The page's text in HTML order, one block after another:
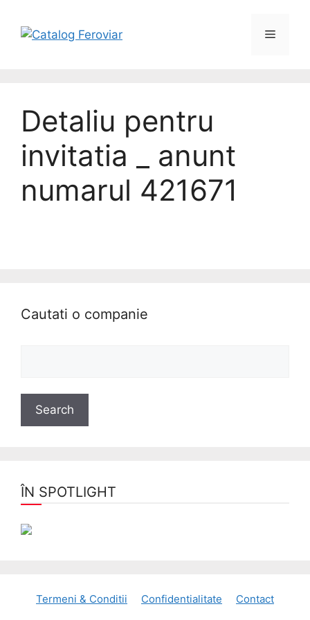
Detaliu pentru
invitatia _ anunt
numarul 421671
Cautati o companie
ÎN SPOTLIGHT
Termeni & Conditii Confidentialitate
Contact